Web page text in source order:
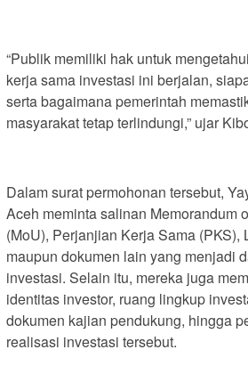
“Publik memiliki hak untuk
kerja sama investasi ini berjalan,
serta bagaimana pemerintah
masyarakat tetap terlindungi,” ujar
Dalam surat permohonan tersebut,
Aceh meminta salinan Memorandum
(MoU), Perjanjian Kerja Sama (PKS),
maupun dokumen lain yang menjadi
investasi. Selain itu, mereka juga
identitas investor, ruang lingkup
dokumen kajian pendukung, hingga
realisasi investasi tersebut.